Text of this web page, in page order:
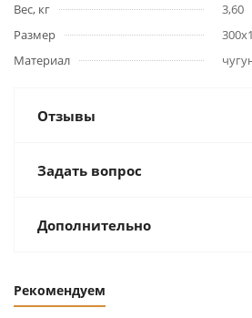
Вес, кг
3,60
Размер
Материал
Отзывы
Задать вопрос
Дополнительно
Рекомендуем